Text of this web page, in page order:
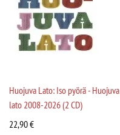
Huojuva Lato: Iso pyörä - Huojuva
lato 2008-2026 (2 CD)
22,90€